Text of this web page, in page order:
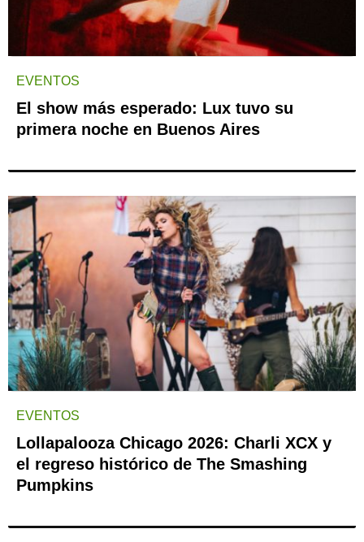
EVENTOS
El show más esperado: Lux tuvo su
primera noche en Buenos Aires
EVENTOS
Lollapalooza Chicago 2026: Charli XCX y
el regreso histórico de The Smashing
Pumpkins